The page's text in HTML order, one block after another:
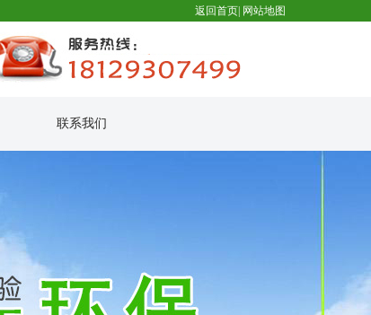
返回首页 网站地图
联系我们